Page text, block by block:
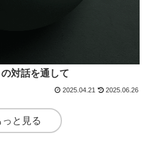
対話を通して
2025.04.21 2025.06.26
っと見る